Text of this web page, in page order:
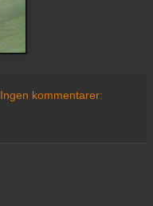
Ingen kommentarer: